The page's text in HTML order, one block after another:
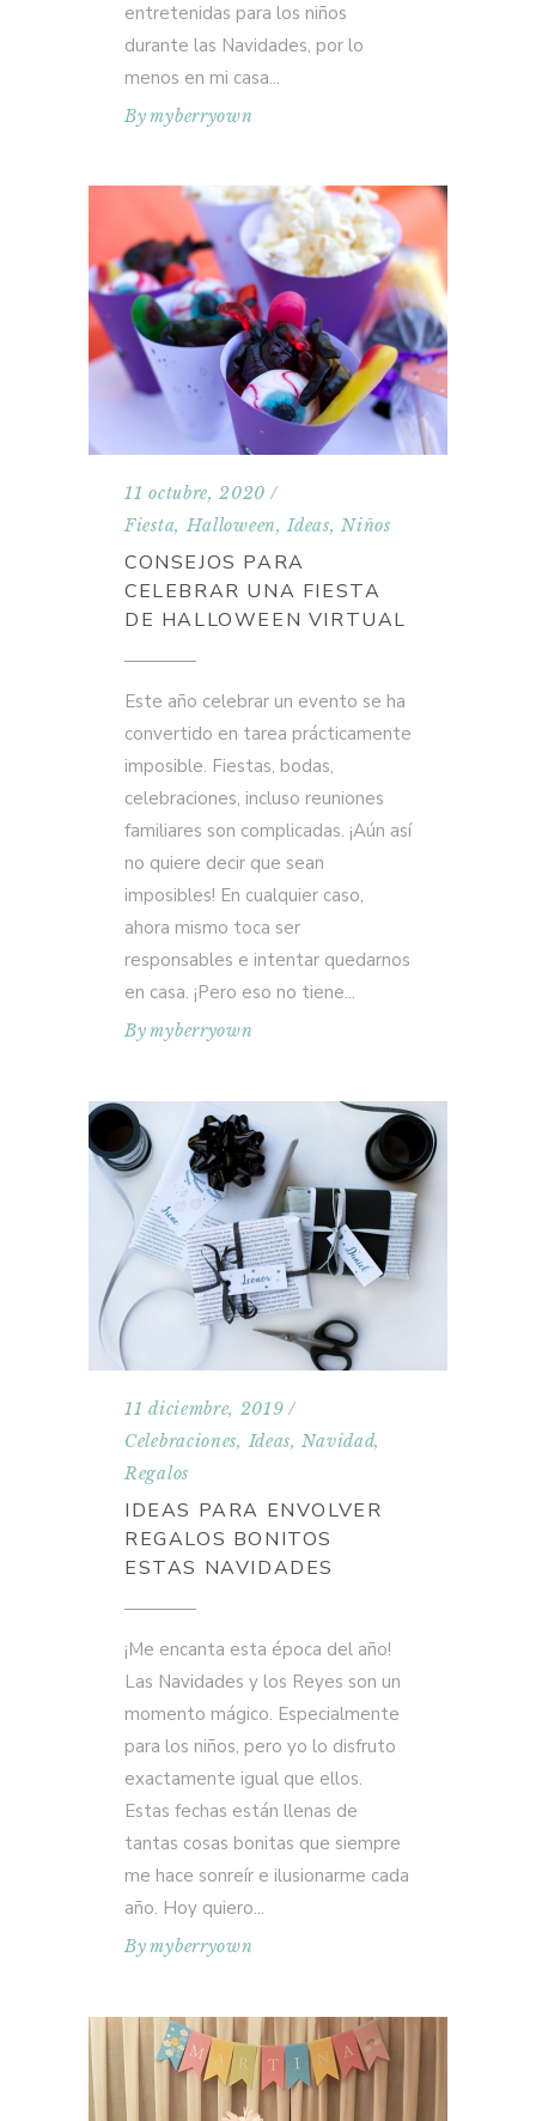
entretenidas para los niños
durante las Navidades, por lo
menos en mi casa
Bymyberryown
11 octubre, 2020
Fiesta,Halloween,Ideas,Niños
CONSEJOS PARA
CELEBRAR UNA FIESTA
DE HALLOWEEN VIRTUAL
Este año celebrar un evento se ha
convertido en tarea prácticamente
imposible. Fiestas, bodas,
celebraciones, incluso reuniones
familiares son complicadas. ¡Aún así
no quiere decir que sean
imposibles! En cualquier caso,
ahora mismo toca ser
responsables e intentar quedarnos
en casa. ¡Pero eso no tiene
Bymyberryown
11 diciembre, 2019
Celebraciones,Ideas,Navidad,
Regalos
IDEAS PARA ENVOLVER
REGALOS BONITOS
ESTAS NAVIDADES
¡Me encanta esta época del año!
Las Navidades y los Reyes son un
momento mágico. Especialmente
para los niños, pero yo lo disfruto
exactamente igual que ellos.
Estas fechas están llenas de
tantas cosas bonitas que siempre
me hace sonreír e ilusionarme cada
año. Hoy quiero
Bymyberryown